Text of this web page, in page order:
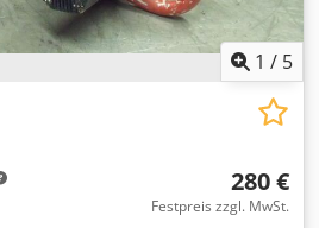
1 / 5
280 €
Festpreis zzgl. MwSt.